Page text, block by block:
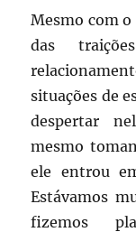
Mesmo com
das
situações de
despertar
mesmo
ele entrou
Estávamos
fizemos